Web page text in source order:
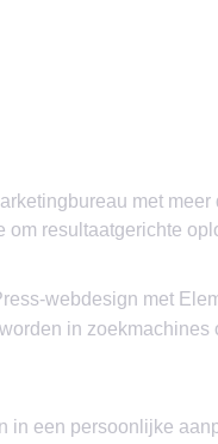
met
om resultaatgerichte
webdesign met
in
in een persoonlijke